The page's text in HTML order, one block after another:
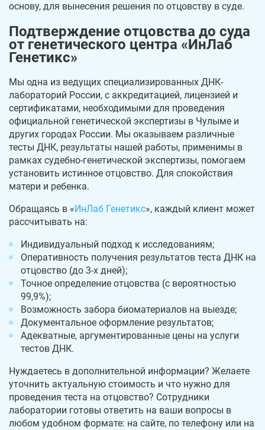
основу, для вынесения решения по отцовству в суде.
Подтверждение отцовства до суда
от генетического центра «ИнЛаб
Генетикс»
Мы одна из ведущих специализированных ДНК-
лабораторий России, с аккредитацией, лицензией и
сертификатами, необходимыми для проведения
официальной генетической экспертизы в Чулыме и
других городах России. Мы оказываем различные
тесты ДНК, результаты нашей работы, применимы в
рамках судебно-генетической экспертизы, помогаем
установить истинное отцовство. Для спокойствия
матери и ребенка.
Обращаясь в « ИнЛаб Генетикс», каждый клиент может
рассчитывать на:
Индивидуальный подход к исследованиям;
Оперативность получения результатов теста ДНК на
отцовство (до 3-х дней);
Точное определение отцовства (с вероятностью
99,9%);
Возможность забора биоматериалов на выезде;
Документальное оформление результатов;
Адекватные, аргументированные цены на услуги
тестов ДНК.
Нуждаетесь в дополнительной информации? Желаете
уточнить актуальную стоимость и что нужно для
проведения теста на отцовство? Сотрудники
лаборатории готовы ответить на ваши вопросы в
любом удобном формате: на сайте, по телефону или на